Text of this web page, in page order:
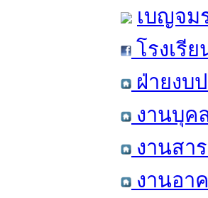
เบญจม
โรงเรี
ฝ่ายงบ
งานบุค
งานสา
งานอา